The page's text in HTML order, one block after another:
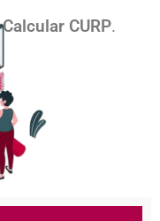
Calcular CURP.